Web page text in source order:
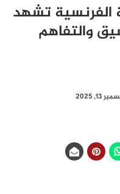
الفرنسية تشهد
والتفاهم
13, 2025